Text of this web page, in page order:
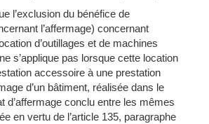
l’exclusion du bénéfice de
l’affermage) concernant
d’outillages et de machines
s’applique pas lorsque cette location
accessoire à une prestation
d’un bâtiment, réalisée dans le
d’affermage conclu entre les mêmes
en vertu de l’article 135, paragraphe